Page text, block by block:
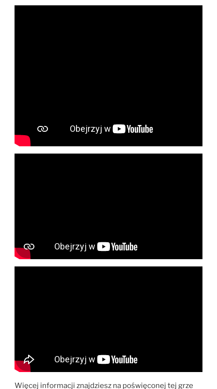
Więcej informacji znajdziesz na poświęconej tej grze